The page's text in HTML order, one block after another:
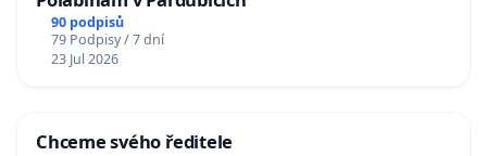
90 podpisů
79 Podpisy / 7 dní
23 Jul 2026
Chceme svého ředitele